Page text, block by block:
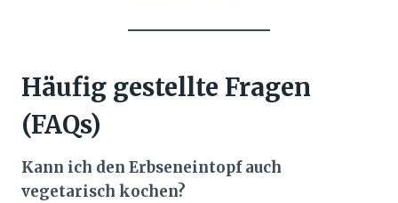
Häufig gestellte Fragen
(FAQs)
Kann ich den Erbseneintopf auch
vegetarisch kochen?